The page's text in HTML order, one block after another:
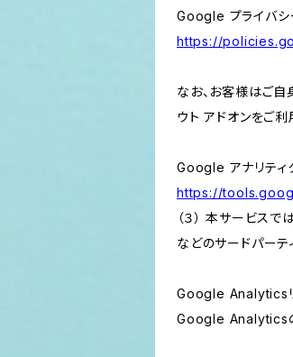
Google プライバシ
https://
なお、お客様はご
ウト アドオンをご利
Google アナリティ
https://
（３） 本サービス
などのサードパーテ
Google Analytics
Google Analyticsの